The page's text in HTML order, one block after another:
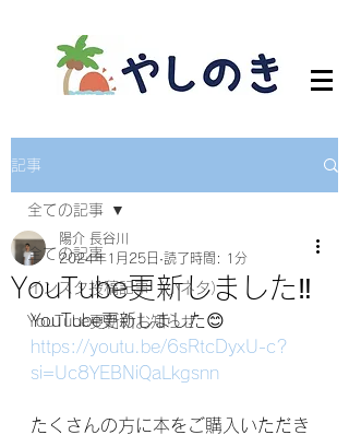
記事
全ての記事
インスタ投稿記事（小ネタ）
YouTube更新のお知らせ
全ての記事
YouTube更新しました‼︎
陽介 長谷川
2024年1月25日 読了時間: 1分
YouTube更新しました😊
https://youtu.be/6sRtcDyxU-c?
si=Uc8YEBNiQaLkgsnn
たくさんの方に本をご購入いただき